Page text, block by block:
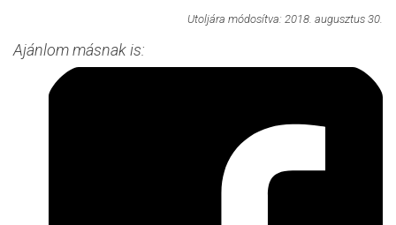
Utoljára módosítva: 2018. augusztus 30.
Ajánlom másnak is: